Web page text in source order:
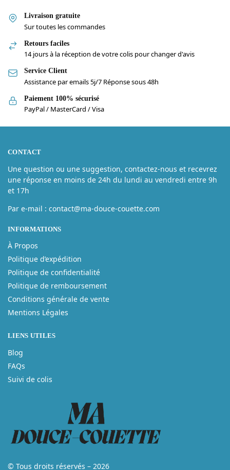
Livraison gratuite
Sur toutes les commandes
Retours faciles
14 jours à la réception de votre colis pour changer d'avis
Service Client
Assistance par emails 5j/7 Réponse sous 48h
Paiement 100% sécurisé
PayPal / MasterCard / Visa
CONTACT
Une question ou une suggestion, contactez-nous et recevrez
une réponse en moins de 24h du lundi au vendredi entre 9h
et 17h
Par e-mail : contact@ma-douce-couette.com
INFORMATIONS
À Propos
Politique d’expédition
Politique de confidentialité
Politique de remboursement
Conditions générale de vente
Mentions Légales
LIENS UTILES
Blog
FAQs
Suivi de colis
© Tous droits réservés – 2026